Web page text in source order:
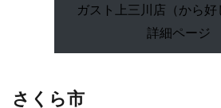
ガスト上三川店（から好
詳細ページ
さくら市